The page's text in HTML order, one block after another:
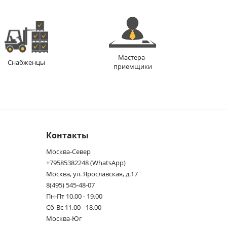
Снабженцы
Мастера-
приемщики
Контакты
Москва-Север
+79585382248 (WhatsApp)
Москва, ул. Ярославская, д.17
8(495) 545-48-07
Пн-Пт 10.00 - 19.00
Сб-Вс 11.00 - 18.00
Москва-Юг